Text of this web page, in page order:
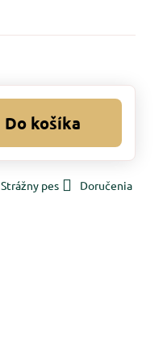
Do košíka
Strážny pes Doručenia